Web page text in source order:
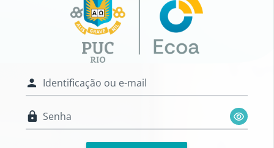
Identificação ou e-mail